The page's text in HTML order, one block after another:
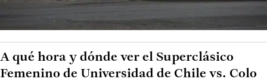
A qué hora y dónde ver el Superclásico
Femenino de Universidad de Chile vs. Colo